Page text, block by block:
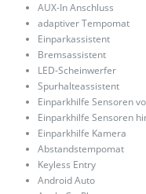
AUX-In Anschluss
adaptiver Tempomat
Einparkassistent
Bremsassistent
LED-Scheinwerfer
Spurhalteassistent
Einparkhilfe Sensoren
Einparkhilfe Sensoren
Einparkhilfe Kamera
Abstandstempomat
Keyless Entry
Android Auto